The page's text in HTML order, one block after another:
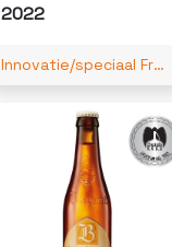
2022
Innovatie/speciaal Fruit